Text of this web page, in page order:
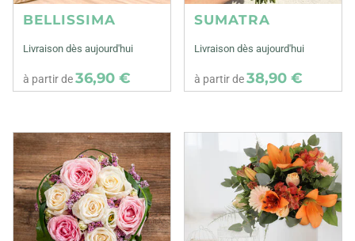
BELLISSIMA
Livraison dès aujourd'hui
à partir de36,90 €
SUMATRA
Livraison dès aujourd'hui
à partir de38,90 €